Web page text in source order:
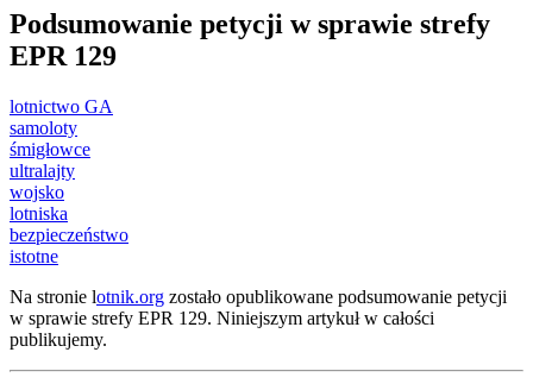
Podsumowanie petycji w sprawie strefy
EPR 129
lotnictwo GA
samoloty
śmigłowce
ultralajty
wojsko
lotniska
bezpieczeństwo
istotne
Na stronie lotnik.org zostało opublikowane podsumowanie petycji
w sprawie strefy EPR 129. Niniejszym artykuł w całości
publikujemy.